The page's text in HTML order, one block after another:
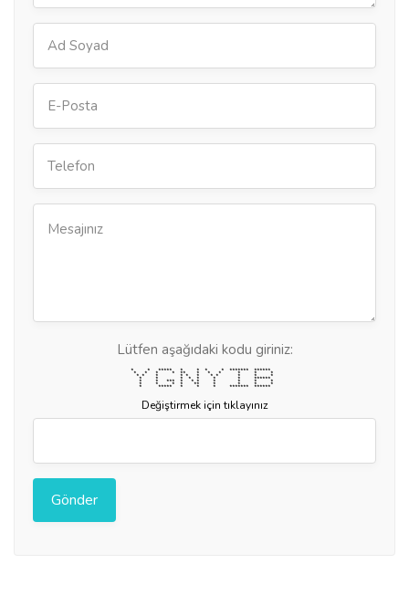
Lütfen aşağıdaki kodu giriniz:
* * ***** * * * * ******* ******
* * * * ** * * * * * *
* * * * * * * * * * *
* * * * * * * ******
* * *** * * * * * * *
* * * * ** * * * *
* ***** * * * ******* ******
Değiştirmek için tıklayınız